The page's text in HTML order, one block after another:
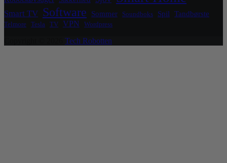
Smart TV Software Sommer Soundboks Spil Tandbørste
Telmore Tesla TV VPN Wordpress
Tech Robotten